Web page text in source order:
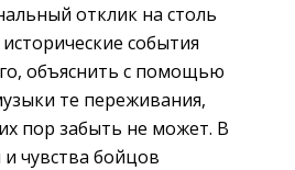
отклик на столь
события
объяснить с помощью
те переживания,
пор забыть не может. В
и чувства бойцов